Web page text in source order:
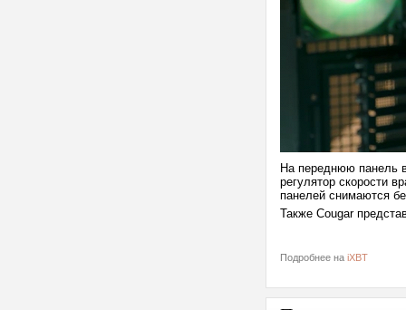
На переднюю панель
регулятор скорости
панелей снимаются
Также Cougar
Подробнее на iXBT